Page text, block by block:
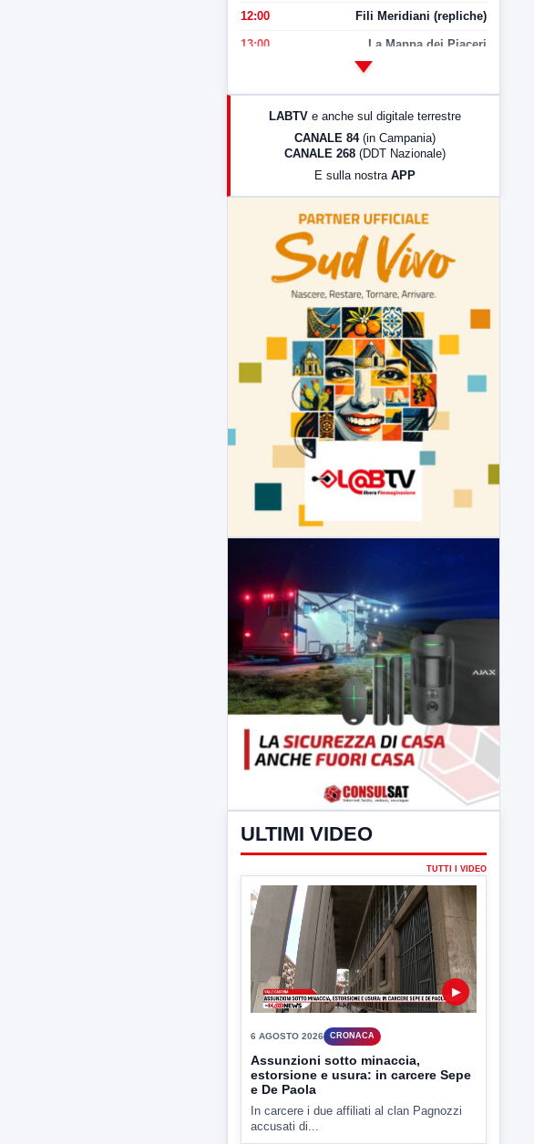
12:00 Fili Meridiani (repliche)
13:00 La Mappa dei Piaceri
LabNews (Diretta)
LabNews (replica)
LABTV e anche sul digitale terrestre
CANALE 84 (in Campania)
CANALE 268 (DDT Nazionale)
E sulla nostra APP
ULTIMI VIDEO
TUTTI I VIDEO
▶
6 AGOSTO 2026 CRONACA
Assunzioni sotto minaccia,
estorsione e usura: in carcere Sepe
e De Paola
In carcere i due affiliati al clan Pagnozzi
accusati di...